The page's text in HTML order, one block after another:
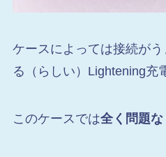
ケースによっては接続が
る（らしい）Lightening充
このケースでは全く問題